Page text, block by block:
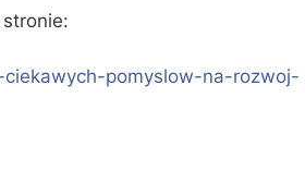
pomyslow-na-rozwoj-